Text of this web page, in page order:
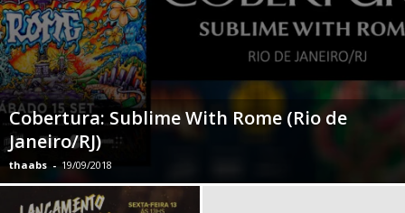
Cobertura: Sublime With Rome (Rio de
Janeiro/RJ)
thaabs - 19/09/2018